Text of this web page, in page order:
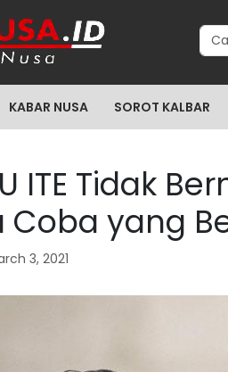
KABAR NUSA SOROT KALBAR
ITE Tidak
Coba yang
3, 2021